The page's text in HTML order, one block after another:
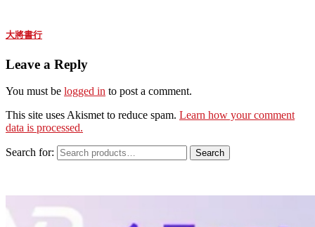
大將書行
Leave a Reply
You must be logged in to post a comment.
This site uses Akismet to reduce spam. Learn how your comment
data is processed.
Search for: Search